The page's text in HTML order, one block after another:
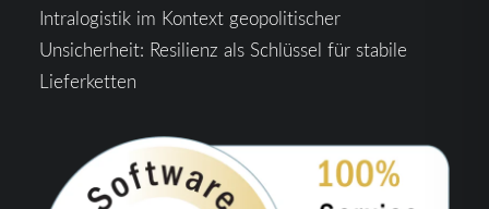
Intralogistik im Kontext geopolitischer
Unsicherheit: Resilienz als Schlüssel für stabile
Lieferketten